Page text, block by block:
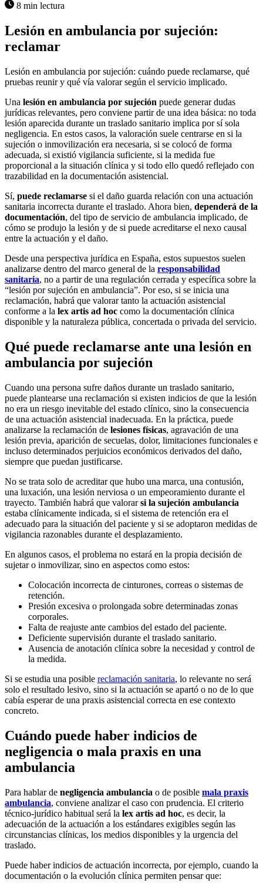
8 min lectura
Lesión en ambulancia por sujeción:
reclamar
Lesión en ambulancia por sujeción: cuándo puede reclamarse, qué
pruebas reunir y qué vía valorar según el servicio implicado.
Una lesión en ambulancia por sujeción puede generar dudas
jurídicas relevantes, pero conviene partir de una idea básica: no toda
lesión aparecida durante un traslado sanitario implica por sí sola
negligencia. En estos casos, la valoración suele centrarse en si la
sujeción o inmovilización era necesaria, si se colocó de forma
adecuada, si existió vigilancia suficiente, si la medida fue
proporcional a la situación clínica y si todo ello quedó reflejado con
trazabilidad en la documentación asistencial.
Sí, puede reclamarse si el daño guarda relación con una actuación
sanitaria incorrecta durante el traslado. Ahora bien, dependerá de la
documentación, del tipo de servicio de ambulancia implicado, de
cómo se produjo la lesión y de si puede acreditarse el nexo causal
entre la actuación y el daño.
Desde una perspectiva jurídica en España, estos supuestos suelen
analizarse dentro del marco general de la responsabilidad
sanitaria, no a partir de una regulación cerrada y específica sobre la
“lesión por sujeción en ambulancia”. Por eso, si se inicia una
reclamación, habrá que valorar tanto la actuación asistencial
conforme a la lex artis ad hoc como la documentación clínica
disponible y la naturaleza pública, concertada o privada del servicio.
Qué puede reclamarse ante una lesión en
ambulancia por sujeción
Cuando una persona sufre daños durante un traslado sanitario,
puede plantearse una reclamación si existen indicios de que la lesión
no era un riesgo inevitable del estado clínico, sino la consecuencia
de una actuación asistencial inadecuada. En la práctica, puede
analizarse la reclamación de lesiones físicas, agravación de una
lesión previa, aparición de secuelas, dolor, limitaciones funcionales e
incluso determinados perjuicios económicos derivados del daño,
siempre que puedan justificarse.
No se trata solo de acreditar que hubo una marca, una contusión,
una luxación, una lesión nerviosa o un empeoramiento durante el
trayecto. También habrá que valorarsi la sujeción ambulancia
estaba clínicamente indicada, si el sistema de retención era el
adecuado para la situación del paciente y si se adoptaron medidas de
vigilancia razonables durante el desplazamiento.
En algunos casos, el problema no estará en la propia decisión de
sujetar o inmovilizar, sino en aspectos como estos:
Colocación incorrecta de cinturones, correas o sistemas de
retención.
Presión excesiva o prolongada sobre determinadas zonas
corporales.
Falta de reajuste ante cambios del estado del paciente.
Deficiente supervisión durante el traslado sanitario.
Ausencia de anotación clínica sobre la necesidad y control de
la medida.
Si se estudia una posible reclamación sanitaria, lo relevante no será
solo el resultado lesivo, sino si la actuación se apartó o no de lo que
cabía esperar de una praxis asistencial correcta en ese contexto
concreto.
Cuándo puede haber indicios de
negligencia o mala praxis en una
ambulancia
Para hablar de negligencia ambulancia o de posible mala praxis
ambulancia, conviene analizar el caso con prudencia. El criterio
técnico-jurídico habitual será la lex artis ad hoc, es decir, la
adecuación de la actuación a los estándares exigibles según las
circunstancias clínicas, los medios disponibles y la urgencia del
traslado.
Puede haber indicios de actuación incorrecta, por ejemplo, cuando la
documentación o la evolución clínica permiten pensar que: